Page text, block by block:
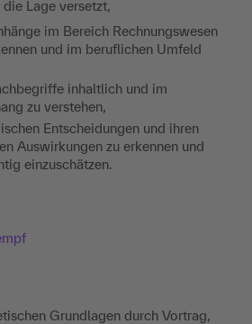
Lage versetzt,
im Bereich Rechnungswesen
und im beruflichen Umfeld
inhaltlich und im
zu verstehen,
Entscheidungen und ihren
Auswirkungen zu erkennen und
einzuschätzen.
Grundlagen durch Vortrag,